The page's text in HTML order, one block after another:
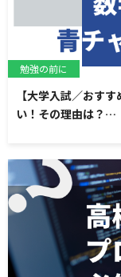
【大学入試／おす
い！その理由は？…
勉強の前に